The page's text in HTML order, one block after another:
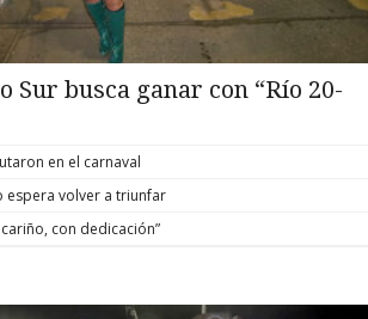
Sur busca ganar con “Río 20-
en el carnaval
espera volver a triunfar
con dedicación”